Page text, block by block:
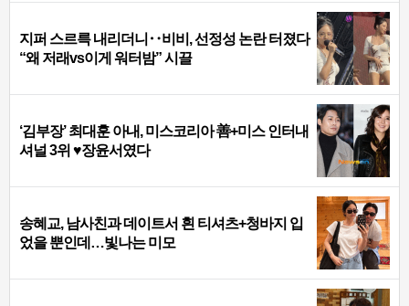
지퍼 스르륵 내리더니‥비비, 선정성 논란 터졌다
“왜 저래vs이게 워터밤” 시끌
‘김부장’ 최대훈 아내, 미스코리아 善+미스 인터내
셔널 3위 ♥장윤서였다
송혜교, 남사친과 데이트서 흰 티셔츠+청바지 입
었을 뿐인데…빛나는 미모